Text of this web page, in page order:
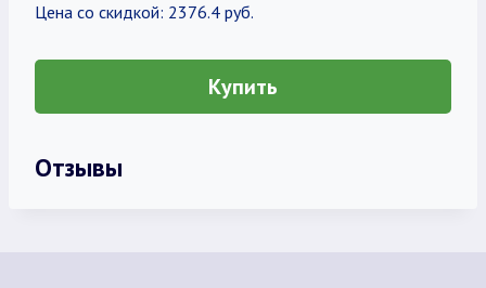
Цена со скидкой: 2376.4 руб.
Купить
Отзывы